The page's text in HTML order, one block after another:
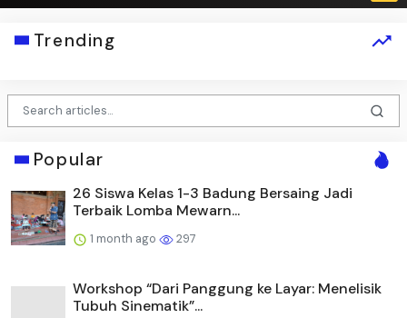
Trending
Popular
26 Siswa Kelas 1-3 Badung Bersaing Jadi
Terbaik Lomba Mewarn...
1 month ago 297
Workshop “Dari Panggung ke Layar: Menelisik
Tubuh Sinematik”...